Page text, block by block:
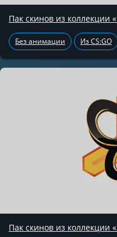
Пак скинов из коллекции
Без анимации Из CS:GO
Пак скинов из коллекции